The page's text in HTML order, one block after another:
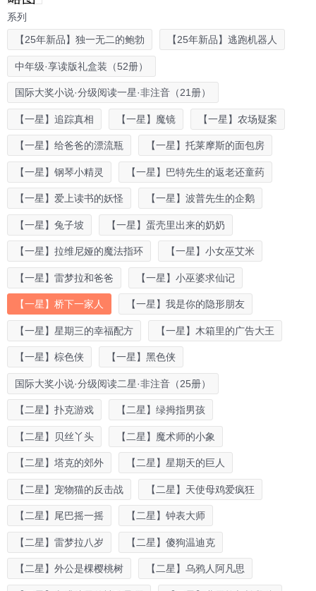
系列
【25年新品】独一无二的鲍勃 【25年新品】逃跑机器人
中年级·享读版礼盒装（52册）
国际大奖小说·分级阅读一星·非注音（21册）
【一星】追踪真相 【一星】魔镜 【一星】农场疑案
【一星】给爸爸的漂流瓶 【一星】托莱摩斯的面包房
【一星】钢琴小精灵 【一星】巴特先生的返老还童药
【一星】爱上读书的妖怪 【一星】波普先生的企鹅
【一星】兔子坡 【一星】蛋壳里出来的奶奶
【一星】拉维尼娅的魔法指环 【一星】小女巫艾米
【一星】雷梦拉和爸爸 【一星】小巫婆求仙记
【一星】桥下一家人 【一星】我是你的隐形朋友
【一星】星期三的幸福配方 【一星】木箱里的广告大王
【一星】棕色侠 【一星】黑色侠
国际大奖小说·分级阅读二星·非注音（25册）
【二星】扑克游戏 【二星】绿拇指男孩
【二星】贝丝丫头 【二星】魔术师的小象
【二星】塔克的郊外 【二星】星期天的巨人
【二星】宠物猫的反击战 【二星】天使母鸡爱疯狂
【二星】尾巴摇一摇 【二星】钟表大师
【二星】雷梦拉八岁 【二星】傻狗温迪克
【二星】外公是棵樱桃树 【二星】乌鸦人阿凡思